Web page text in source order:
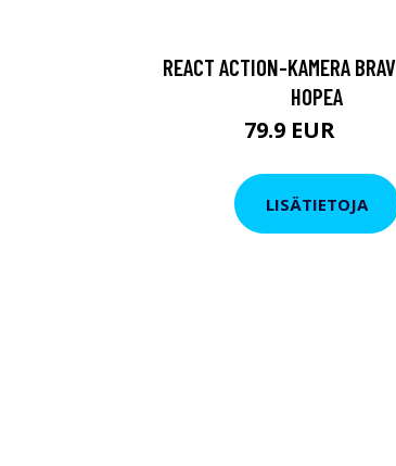
REACT ACTION-KAMERA
HOPEA
79.9 EUR
LISÄTIETOJA